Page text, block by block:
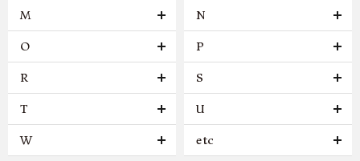
M N
O P
R S
T U
W etc